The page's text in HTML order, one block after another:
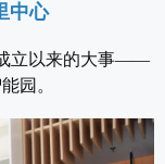
中心
立以来的大事——
园。